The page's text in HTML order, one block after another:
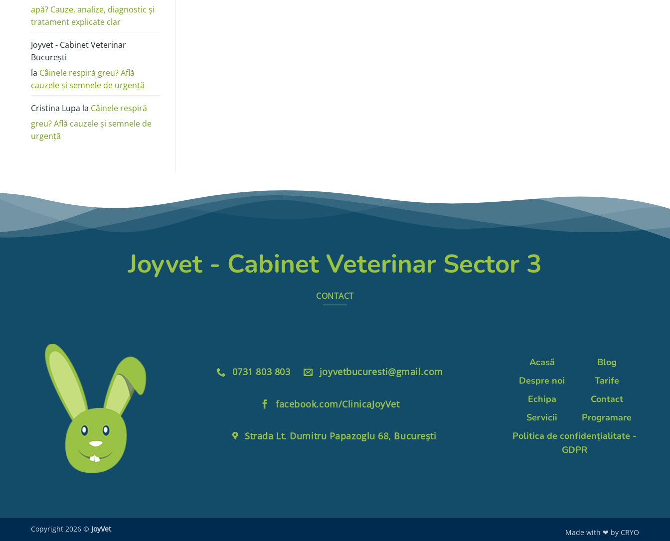
apă? Cauze, analize, diagnostic și
tratament explicate clar
Joyvet - Cabinet Veterinar
București
la Câinele respiră greu? Află
cauzele și semnele de urgență
Cristina Lupa la Câinele respiră
greu? Află cauzele și semnele de
urgență
Joyvet - Cabinet Veterinar Sector 3
CONTACT
0731 803 803 joyvetbucuresti@gmail.com
facebook.com/ClinicaJoyVet
Strada Lt. Dumitru Papazoglu 68, București
Acasă
Despre noi
Echipa
Servicii
Blog
Tarife
Contact
Programare
Politica de confidențialitate -
GDPR
Made with ❤ by CRYO
Copyright 2026 © JoyVet